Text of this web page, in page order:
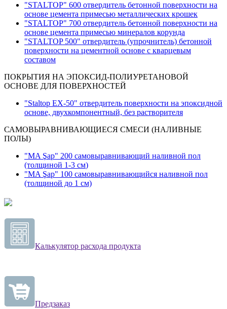
"STALTOP" 600 отвердитель бетонной поверхности на
основе цемента примесью металлических крошек
"STALTOP" 700 отвердитель бетонной поверхности на
основе цемента примесью минералов корунда
"STALTOP 500" отвердитель (упрочнитель) бетонной
поверхности на цементной основе с кварцевым
составом
ПОКРЫТИЯ НА ЭПОКСИД-ПОЛИУРЕТАНОВОЙ
ОСНОВЕ ДЛЯ ПОВЕРХНОСТЕЙ
"Staltop EX-50" отвердитель поверхности на эпоксидной
основе, двухкомпонентный, без растворителя
САМОВЫРАВНИВАЮЩИЕСЯ СМЕСИ (НАЛИВНЫЕ
ПОЛЫ)
"MA Şap" 200 самовыравнивающий наливной пол
(толщиной 1-3 см)
"MA Şap" 100 самовыравнивающийся наливной пол
(толщиной до 1 см)
Калькулятор расхода продукта
Предзаказ